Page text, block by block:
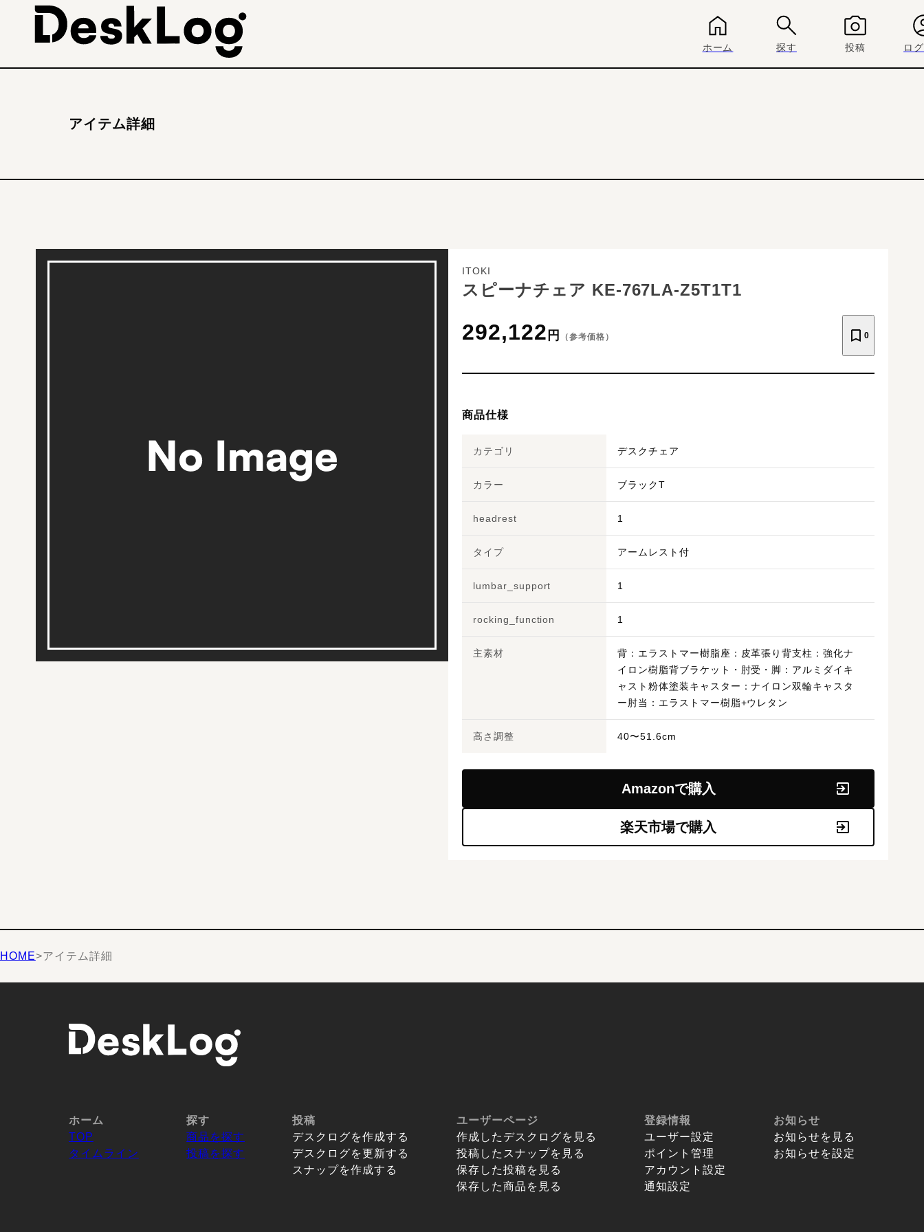
ホーム 探す 投稿 ロ
アイテム詳細
ITOKI
スピーナチェア KE-767LA-Z5T1T1
292,122 円 （参考価格） 0
商品仕様
カテゴリ デスクチェア
カラー ブラックT
headrest 1
タイプ アームレスト付
lumbar_support 1
rocking_function 1
主素材
背：エラストマー樹脂座：皮革張り背支柱：強化ナ
イロン樹脂背ブラケット・肘受・脚：アルミダイキ
ャスト粉体塗装キャスター：ナイロン双輪キャスタ
ー肘当：エラストマー樹脂+ウレタン
高さ調整 40〜51.6cm
Amazonで購入
楽天市場で購入
HOME>アイテム詳細
ホーム
TOP
タイムライン
探す
商品を探す
投稿を探す
投稿
デスクログを作成する
デスクログを更新する
スナップを作成する
ユーザーページ
作成したデスクログを見る
投稿したスナップを見る
保存した投稿を見る
保存した商品を見る
登録情報
ユーザー設定
ポイント管理
アカウント設定
通知設定
お知らせ
お知らせを見る
お知らせを設定